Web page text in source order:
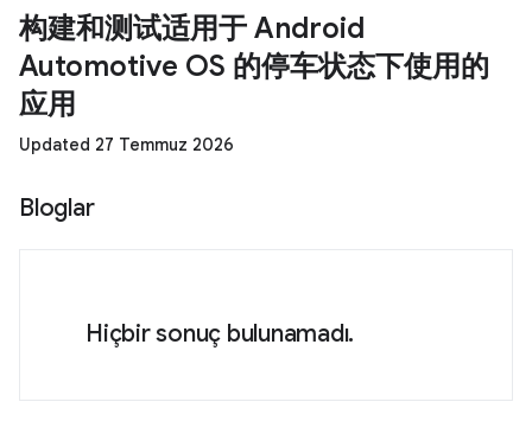
构建和测试适用于 Android
Automotive OS 的停车状态下使用的
应用
Updated 27 Temmuz 2026
Bloglar
Hiçbir sonuç bulunamadı.